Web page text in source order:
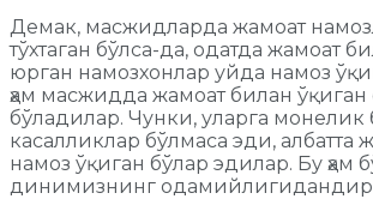
Демак, масжидларда жамоат
тўхтаган бўлса-да, одатда жамоат
юрган намозхонлар уйда намоз
ҳам масжидда жамоат билан ўқиган
бўладилар. Чунки, уларга монелик
касалликлар бўлмаса эди, албатта
намоз ўқиган бўлар эдилар. Бу ҳам
динимизнинг